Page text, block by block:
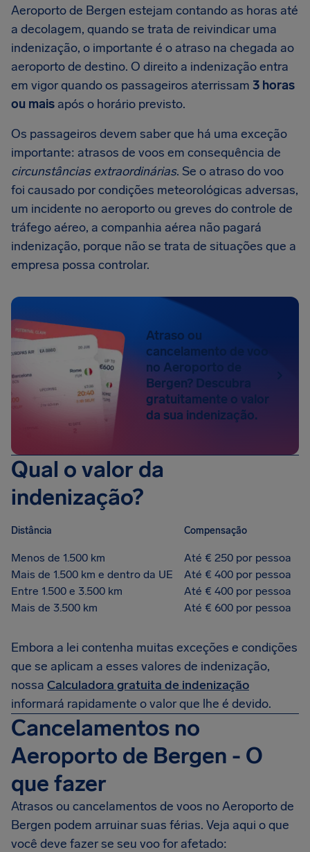
Aeroporto de Bergen estejam contando as horas até
a decolagem, quando se trata de reivindicar uma
indenização, o importante é o atraso na chegada ao
aeroporto de destino. O direito a indenização entra
em vigor quando os passageiros aterrissam 3 horas
ou mais após o horário previsto.
Os passageiros devem saber que há uma exceção
importante: atrasos de voos em consequência de
circunstâncias extraordinárias. Se o atraso do voo
foi causado por condições meteorológicas adversas,
um incidente no aeroporto ou greves do controle de
tráfego aéreo, a companhia aérea não pagará
indenização, porque não se trata de situações que a
empresa possa controlar.
Atraso ou
cancelamento de voo
no Aeroporto de
Bergen? Descubra
gratuitamente o valor
da sua indenização.
Qual o valor da
indenização?
Distância Compensação
Menos de 1.500 km
Até € 250 por pessoa
Mais de 1.500 km e dentro da UE
Até € 400 por pessoa
Entre 1.500 e 3.500 km
Até € 400 por pessoa
Mais de 3.500 km
Até € 600 por pessoa
Embora a lei contenha muitas exceções e condições
que se aplicam a esses valores de indenização,
nossa Calculadora gratuita de indenização
informará rapidamente o valor que lhe é devido.
Cancelamentos no
Aeroporto de Bergen - O
que fazer
Atrasos ou cancelamentos de voos no Aeroporto de
Bergen podem arruinar suas férias. Veja aqui o que
você deve fazer se seu voo for afetado: